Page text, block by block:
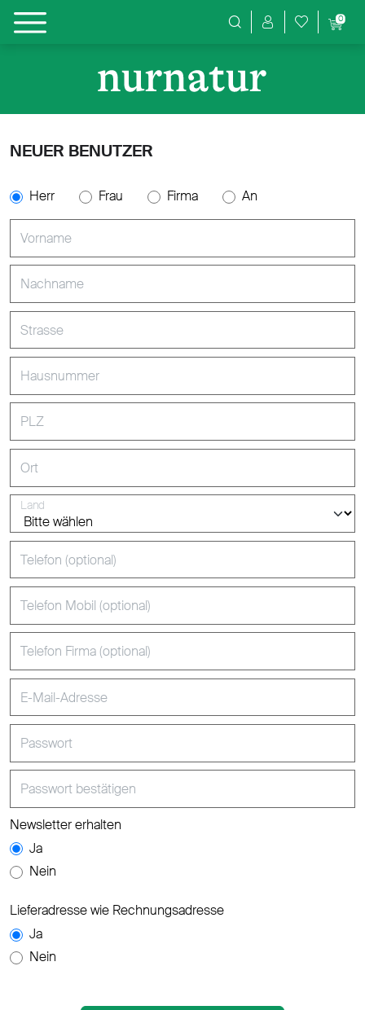
Produktsuche
0
NEUER BENUTZER
Herr Frau Firma An
Vorname
Nachname
Strasse
Hausnummer
PLZ
Ort
Land
Telefon (optional)
Telefon Mobil (optional)
Telefon Firma (optional)
E-Mail-Adresse
Passwort
Passwort bestätigen
Newsletter erhalten
Ja
Nein
Lieferadresse wie Rechnungsadresse
Ja
Nein